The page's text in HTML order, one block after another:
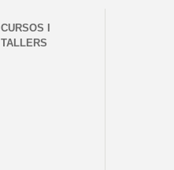
CURSOS I
TALLERS